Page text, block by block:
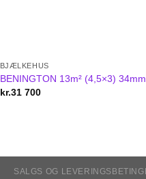
BJÆLKEHUS
BENINGTON 13m² (4,5×3) 34mm
kr.31 700
SALGS OG